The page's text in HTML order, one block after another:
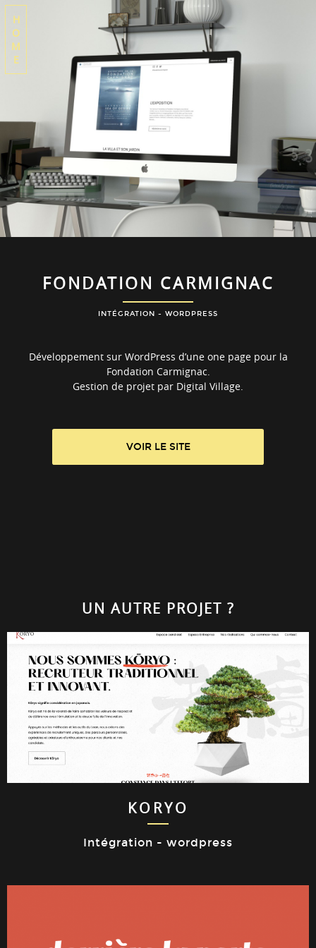
H
O
M
E
FONDATION CARMIGNAC
INTÉGRATION - WORDPRESS
Développement sur WordPress d’une one page pour la
Fondation Carmignac.
Gestion de projet par Digital Village.
VOIR LE SITE
UN AUTRE PROJET ?
KORYO
Intégration - wordpress